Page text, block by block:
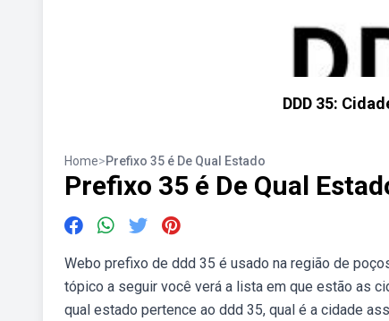
DDD 35:
Home>Prefixo 35 é De Qual Estado
Prefixo 35 é De Qual
Webo prefixo de ddd 35 é usado na região de
tópico a seguir você verá a lista em que estão as
qual estado pertence ao ddd 35, qual é a cidade